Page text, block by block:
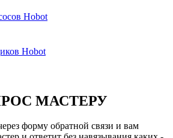
Hobot
Hobot
МАСТЕРУ
форму обратной связи и вам